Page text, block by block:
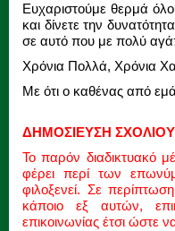
Ευχαριστούμε θερμά
και δίνετε την
σε αυτό που με πολύ
Χρόνια Πολλά, Χρόνια
Με ότι ο καθένας από
ΔΗΜΟΣΙΕΥΣΗ ΣΧΟΛΙΟΥ
Το παρόν διαδικτυακό
φέρει περί των
φιλοξενεί. Σε
κάποιο εξ αυτών,
επικοινωνίας έτσι ώστε